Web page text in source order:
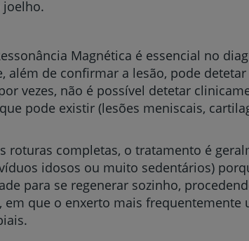
e bem-
Áreas da
CUF
joelho.
Magnética é essencial no
além de confirmar a lesão, pode
vezes, não é possível detetar
pode existir (lesões meniscais,
roturas completas, o tratamento é
idosos ou muito sedentários)
para se regenerar sozinho,
em que o enxerto mais frequentemente